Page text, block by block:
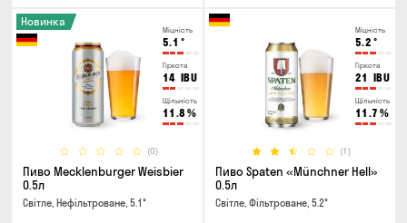
Міцність
5.1 °
Гіркота
14 IBU
Щільність
11.8 %
(0)
Новинка
Пиво Mecklenburger Weisbier
0.5л
Світле, Нефільтроване, 5.1°
Міцність
5.2 °
Гіркота
21 IBU
Щільність
11.7 %
(1)
Пиво Spaten «Münchner Hell»
0.5л
Світле, Фільтроване, 5.2°